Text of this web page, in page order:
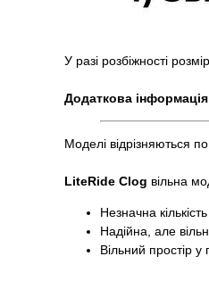
У разі розбіжності
Додаткова інформація
Моделі відрізняються
LiteRide Clog вільна
Незначна
Надійна, але
Вільний простір у